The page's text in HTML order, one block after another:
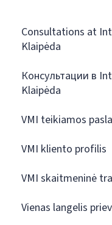
Consultations at
Klaipėda
Консультации в
Klaipėda
VMI teikiamos
VMI kliento profilis
VMI skaitmeninė
Vienas langelis